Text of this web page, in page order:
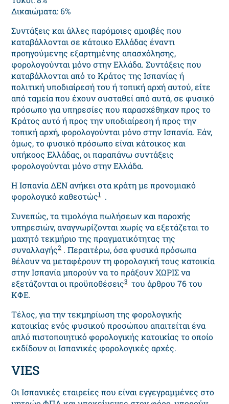
Δικαιώματα: 6%
Συντάξεις και άλλες παρόμοιες αμοιβές που
καταβάλλονται σε κάτοικο Ελλάδας έναντι
προηγούμενης εξαρτημένης απασχόλησης,
φορολογούνται μόνο στην Ελλάδα. Συντάξεις που
καταβάλλονται από το Κράτος της Ισπανίας ή
πολιτική υποδιαίρεσή του ή τοπική αρχή αυτού, είτε
από ταμεία που έχουν συσταθεί από αυτά, σε φυσικό
πρόσωπο για υπηρεσίες που παρασχέθηκαν προς το
Κράτος αυτό ή προς την υποδιαίρεση ή προς την
τοπική αρχή, φορολογούνται μόνο στην Ισπανία. Εάν,
όμως, το φυσικό πρόσωπο είναι κάτοικος και
υπήκοος Ελλάδας, οι παραπάνω συντάξεις
φορολογούνται μόνο στην Ελλάδα.
Η Ισπανία ΔΕΝ ανήκει στα κράτη με προνομιακό
φορολογικό καθεστώς1.
Συνεπώς, τα τιμολόγια πωλήσεων και παροχής
υπηρεσιών, αναγνωρίζονται χωρίς να εξετάζεται το
μαχητό τεκμήριο της πραγματικότητας της
συναλλαγής2. Περαιτέρω, όσα φυσικά πρόσωπα
θέλουν να μεταφέρουν τη φορολογική τους κατοικία
στην Ισπανία μπορούν να το πράξουν ΧΩΡΙΣ να
εξετάζονται οι προϋποθέσεις3του άρθρου 76 του
ΚΦΕ.
Τέλος, για την τεκμηρίωση της φορολογικής
κατοικίας ενός φυσικού προσώπου απαιτείται ένα
απλό πιστοποιητικό φορολογικής κατοικίας το οποίο
εκδίδουν οι Ισπανικές φορολογικές αρχές.
VIES
Οι Ισπανικές εταιρείες που είναι εγγεγραμμένες στο